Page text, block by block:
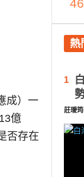
成）一
億
否存在
熱
1
莊璦